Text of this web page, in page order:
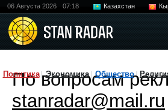
06 Августа 2026 07:18 Казахстан
Политика Экономика Общество
По вопросам
stanradar@mail.ru